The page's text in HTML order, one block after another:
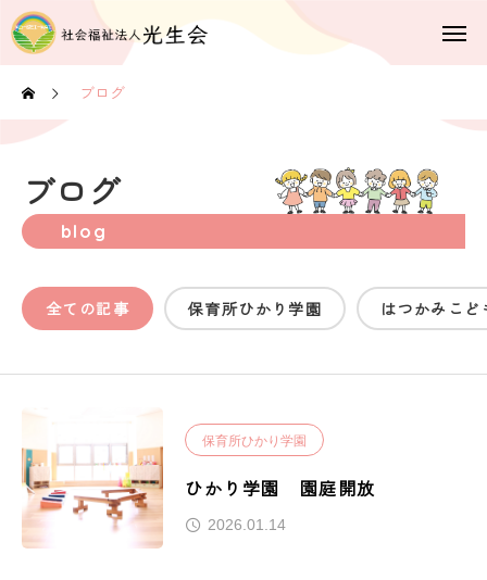
ブログ
ブログ
blog
全ての記事 保育所ひかり学園 はつかみこど
保育所ひかり学園
ひかり学園 園庭開放
2026.01.14